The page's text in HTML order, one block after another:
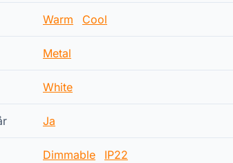
Warm Cool
Metal
White
Ja
Dimmable IP22